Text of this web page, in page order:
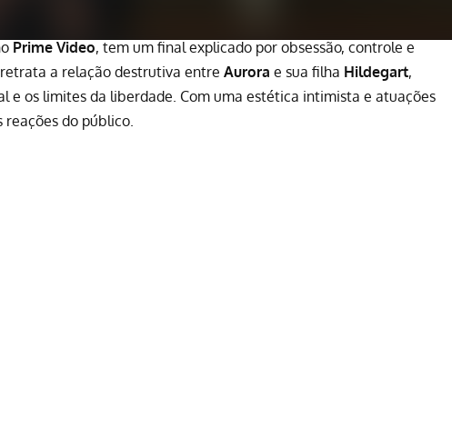
Prime Video, tem um final explicado por obsessão, controle e
retrata a relação destrutiva entre Aurora e sua filha Hildegart,
e os limites da liberdade. Com uma estética intimista e atuações
do público.